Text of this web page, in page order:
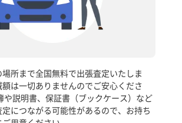
所まで全国無料で出張査定いたしま
は一切ありませんのでご安心くださ
や説明書、保証書（ブックケース）など
につながる可能性があるので、お持ち